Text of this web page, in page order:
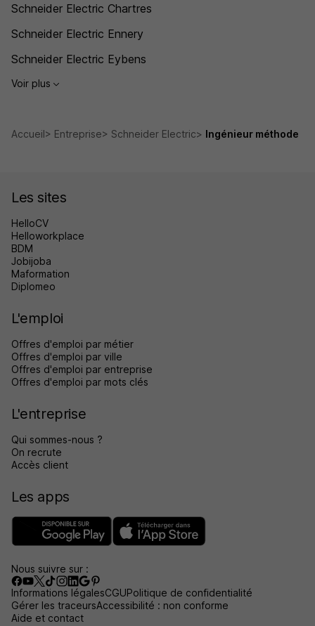
Schneider Electric Chartres
Schneider Electric Ennery
Schneider Electric Eybens
Voir plus
Accueil Entreprise Schneider Electric Ingénieur méthode
Les sites
HelloCV
Helloworkplace
BDM
Jobijoba
Maformation
Diplomeo
L'emploi
Offres d'emploi par métier
Offres d'emploi par ville
Offres d'emploi par entreprise
Offres d'emploi par mots clés
L'entreprise
Qui sommes-nous ?
On recrute
Accès client
Les apps
Nous suivre sur :
Informations légalesCGUPolitique de confidentialité
Gérer les traceursAccessibilité : non conforme
Aide et contact